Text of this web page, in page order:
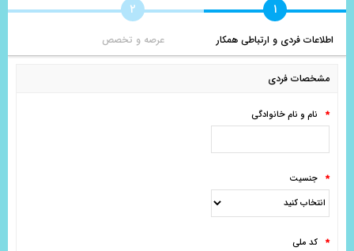
۱
اطلاعات فردی و ارتباطی همکار
۲
عرصه و تخصص
مشخصات فردی
* نام و نام خانوادگی
* جنسیت
* کد ملی